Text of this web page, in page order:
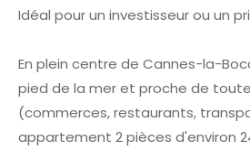
Idéal pour un investisseur ou un
En plein centre de Cannes-la-
pied de la mer et proche de
(commerces, restaurants,
appartement 2 pièces d'environ